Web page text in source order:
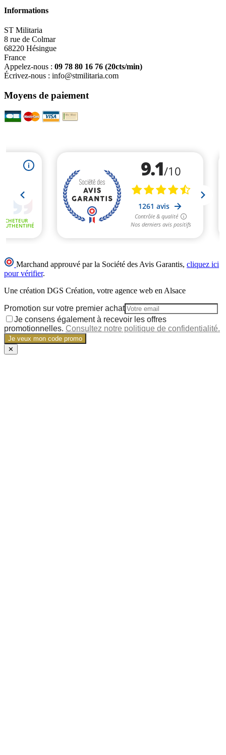
Informations
ST Militaria
8 rue de Colmar
68220 Hésingue
France
Appelez-nous : 09 78 80 16 76 (20cts/min)
Écrivez-nous : info@stmilitaria.com
Moyens de paiement
Marchand approuvé par la Société des Avis Garantis, cliquez ici
pour vérifier.
Une création DGS Création, votre agence web en Alsace
Promotion sur votre premier achat
Je consens également à recevoir les offres
promotionnelles. Consultez notre politique de confidentialité.
Je veux mon code promo
✕